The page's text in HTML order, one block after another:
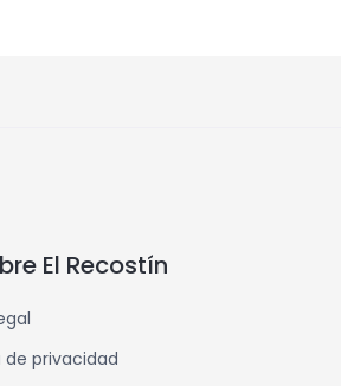
El Recostín
de privacidad